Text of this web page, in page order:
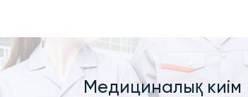
Медициналық киім